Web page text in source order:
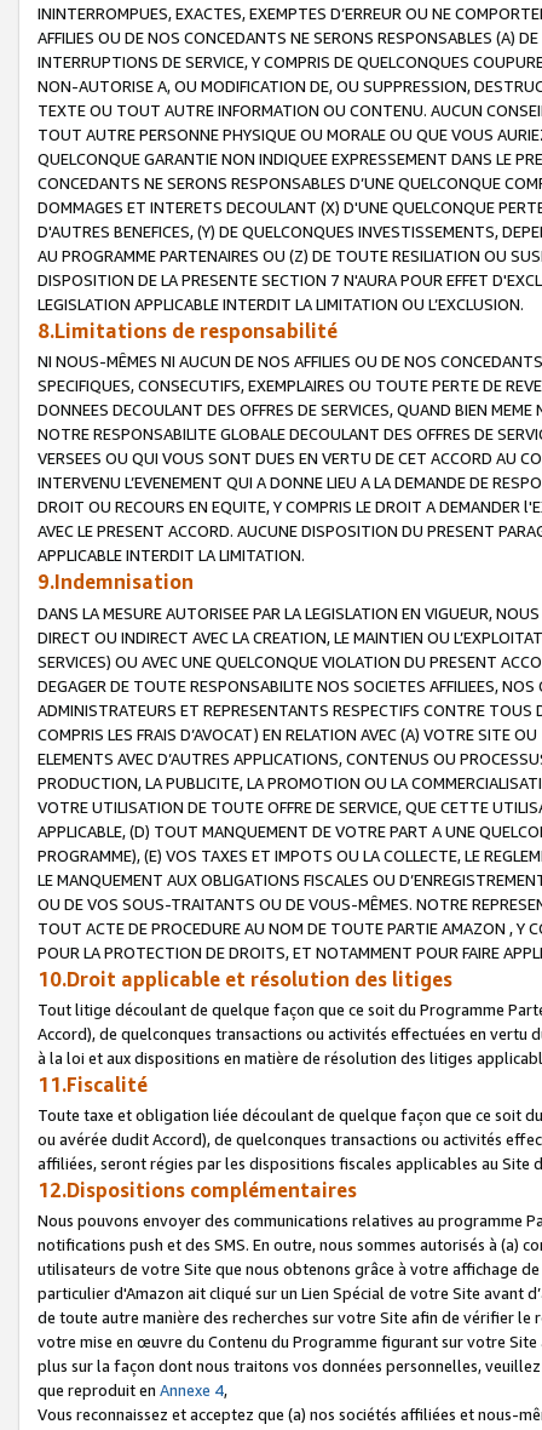
ININTERROMPUES, EXACTES, EXEMPTES D’ERREUR OU NE
AFFILIES OU DE NOS CONCEDANTS NE SERONS RESPONSABLES (A)
INTERRUPTIONS DE SERVICE, Y COMPRIS DE QUELCONQUES
NON-AUTORISE A, OU MODIFICATION DE, OU SUPPRESSION,
TEXTE OU TOUT AUTRE INFORMATION OU CONTENU. AUCUN
TOUT AUTRE PERSONNE PHYSIQUE OU MORALE OU QUE VOUS
QUELCONQUE GARANTIE NON INDIQUEE EXPRESSEMENT DANS LE
CONCEDANTS NE SERONS RESPONSABLES D’UNE QUELCONQUE
DOMMAGES ET INTERETS DECOULANT (X) D'UNE QUELCONQUE
D'AUTRES BENEFICES, (Y) DE QUELCONQUES INVESTISSEMENTS,
AU PROGRAMME PARTENAIRES OU (Z) DE TOUTE RESILIATION OU
DISPOSITION DE LA PRESENTE SECTION 7 N'AURA POUR EFFET
LEGISLATION APPLICABLE INTERDIT LA LIMITATION OU L’EXCLUSION.
8.Limitations de responsabilité
NI NOUS-MÊMES NI AUCUN DE NOS AFFILIES OU DE NOS
SPECIFIQUES, CONSECUTIFS, EXEMPLAIRES OU TOUTE PERTE DE
DONNEES DECOULANT DES OFFRES DE SERVICES, QUAND BIEN
NOTRE RESPONSABILITE GLOBALE DECOULANT DES OFFRES DE
VERSEES OU QUI VOUS SONT DUES EN VERTU DE CET ACCORD AU
INTERVENU L’EVENEMENT QUI A DONNE LIEU A LA DEMANDE DE
DROIT OU RECOURS EN EQUITE, Y COMPRIS LE DROIT A DEMANDER
AVEC LE PRESENT ACCORD. AUCUNE DISPOSITION DU PRESENT
APPLICABLE INTERDIT LA LIMITATION.
9.Indemnisation
DANS LA MESURE AUTORISEE PAR LA LEGISLATION EN VIGUEUR,
DIRECT OU INDIRECT AVEC LA CREATION, LE MAINTIEN OU
SERVICES) OU AVEC UNE QUELCONQUE VIOLATION DU PRESENT
DEGAGER DE TOUTE RESPONSABILITE NOS SOCIETES AFFILIEES,
ADMINISTRATEURS ET REPRESENTANTS RESPECTIFS CONTRE
COMPRIS LES FRAIS D’AVOCAT) EN RELATION AVEC (A) VOTRE SITE
ELEMENTS AVEC D’AUTRES APPLICATIONS, CONTENUS OU
PRODUCTION, LA PUBLICITE, LA PROMOTION OU LA
VOTRE UTILISATION DE TOUTE OFFRE DE SERVICE, QUE CETTE
APPLICABLE, (D) TOUT MANQUEMENT DE VOTRE PART A UNE
PROGRAMME), (E) VOS TAXES ET IMPOTS OU LA COLLECTE, LE
LE MANQUEMENT AUX OBLIGATIONS FISCALES OU
OU DE VOS SOUS-TRAITANTS OU DE VOUS-MÊMES. NOTRE
TOUT ACTE DE PROCEDURE AU NOM DE TOUTE PARTIE AMAZON , Y
POUR LA PROTECTION DE DROITS, ET NOTAMMENT POUR FAIRE
10.Droit applicable et résolution des litiges
Tout litige découlant de quelque façon que ce soit du Programme
Accord), de quelconques transactions ou activités effectuées en vertu
à la loi et aux dispositions en matière de résolution des litiges
11.Fiscalité
Toute taxe et obligation liée découlant de quelque façon que ce soit
ou avérée dudit Accord), de quelconques transactions ou activités
affiliées, seront régies par les dispositions fiscales applicables au Site
12.Dispositions complémentaires
Nous pouvons envoyer des communications relatives au programme
notifications push et des SMS. En outre, nous sommes autorisés à
utilisateurs de votre Site que nous obtenons grâce à votre affichage
particulier d'Amazon ait cliqué sur un Lien Spécial de votre Site avant
de toute autre manière des recherches sur votre Site afin de vérifier
votre mise en œuvre du Contenu du Programme figurant sur votre
plus sur la façon dont nous traitons vos données personnelles,
que reproduit en Annexe 4,
Vous reconnaissez et acceptez que (a) nos sociétés affiliées et nous-